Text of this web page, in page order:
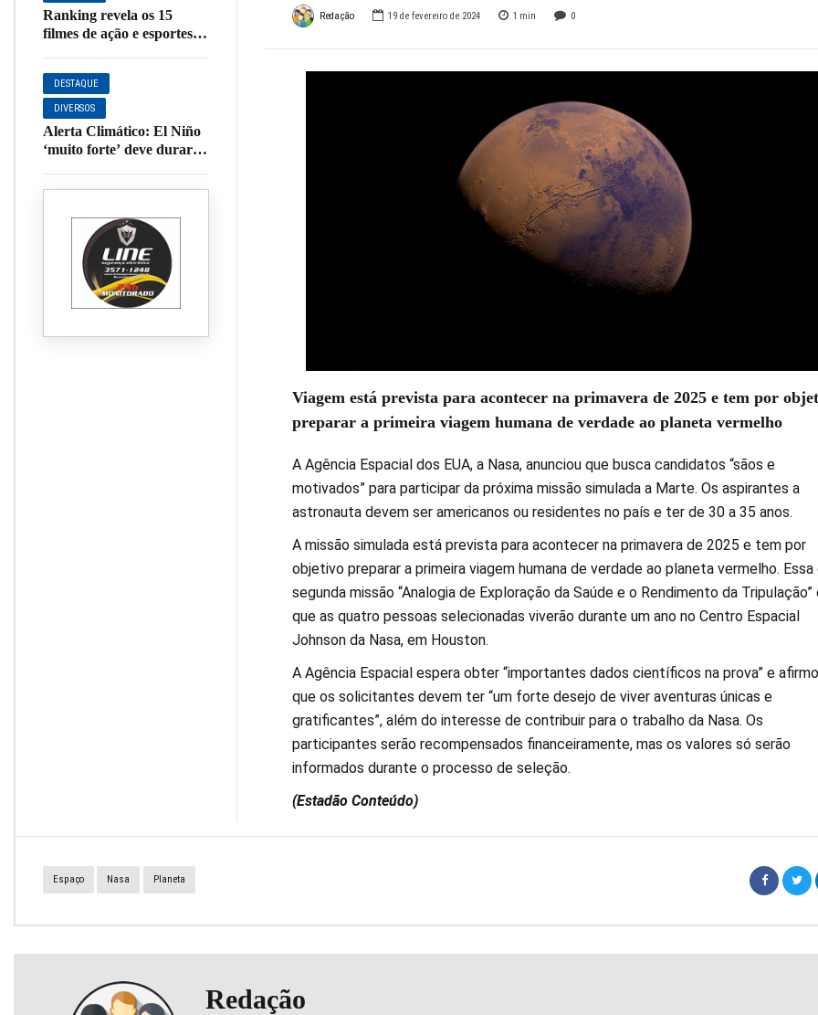
Ranking revela os 15
filmes de ação e esportes
pesquisados pelos
brasileiros
DESTAQUE
DIVERSOS
Alerta Climático: El Niño
‘muito forte’ deve durar
ao Brasil
Redação 19 de fevereiro de 2024 1 min 0
Viagem está prevista para acontecer na primavera de 2025 e tem por
preparar a primeira viagem humana de verdade ao planeta vermelho
A Agência Espacial dos EUA, a Nasa, anunciou que busca candidatos “sãos e
motivados” para participar da próxima missão simulada a Marte. Os aspirantes a
astronauta devem ser americanos ou residentes no país e ter de 30 a 35 anos.
A missão simulada está prevista para acontecer na primavera de 2025 e tem por
objetivo preparar a primeira viagem humana de verdade ao planeta vermelho. Essa
segunda missão “Analogia de Exploração da Saúde e o Rendimento da Tripulação”
que as quatro pessoas selecionadas viverão durante um ano no Centro Espacial
Johnson da Nasa, em Houston.
A Agência Espacial espera obter “importantes dados científicos na prova” e
que os solicitantes devem ter “um forte desejo de viver aventuras únicas e
gratificantes”, além do interesse de contribuir para o trabalho da Nasa. Os
participantes serão recompensados financeiramente, mas os valores só serão
informados durante o processo de seleção.
(Estadão Conteúdo)
Espaço Nasa Planeta
Redação